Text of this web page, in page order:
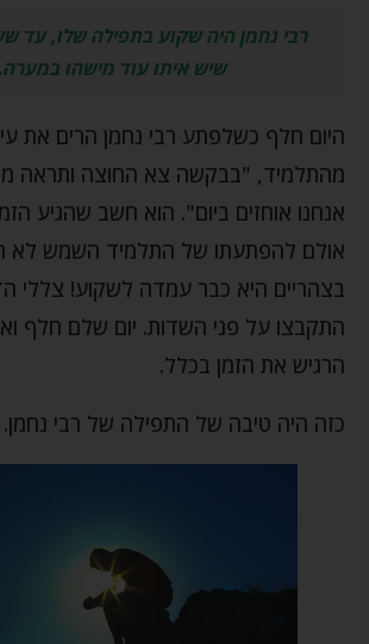
רבי נחמן היה שקוע בתפילה שלו, עד
שיש איתו עוד מישהו במערה…
היום חלף כשלפתע רבי נחמן הרים את
מהתלמיד, "בבקשה צא החוצה ותראה
אנחנו אוחזים ביום". הוא חשב שהגיע
אולם להפתעתו של התלמיד השמש לא
בצהריים היא כבר עמדה לשקוע! צללי
התקבצו על פני השדות. יום שלם חלף
הרגיש את הזמן בכלל.
כזה היה טיבה של התפילה של רבי נחמן.